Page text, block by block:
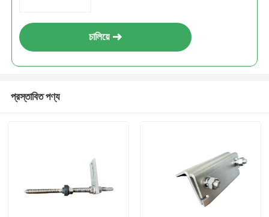
চালিয়ে
প্রস্তাবিত পণ্য